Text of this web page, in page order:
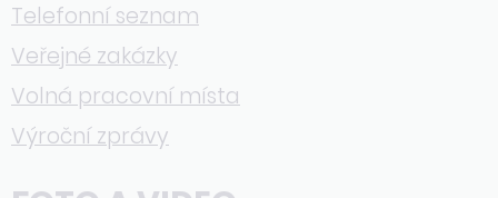
Telefonní seznam
Veřejné zakázky
Volná pracovní místa
Výroční zprávy